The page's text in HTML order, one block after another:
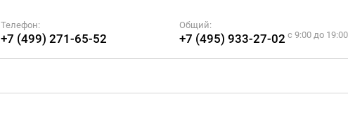
Телефон:
+7 (499) 271-65-52
Общий:
+7 (495) 933-27-02 c 9:00 до 19:00